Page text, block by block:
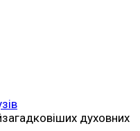
духовних